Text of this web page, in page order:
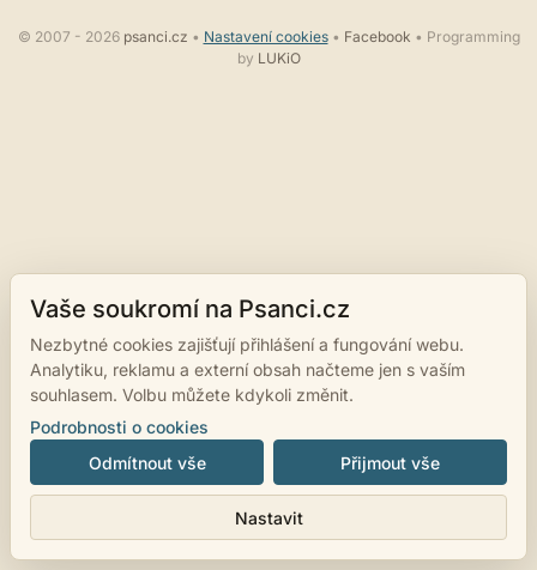
© 2007 - 2026 psanci.cz • Nastavení cookies• Facebook • Programming
by LUKiO
Vaše soukromí na Psanci.cz
Nezbytné cookies zajišťují přihlášení a fungování webu.
Analytiku, reklamu a externí obsah načteme jen s vaším
souhlasem. Volbu můžete kdykoli změnit.
Podrobnosti o cookies
Odmítnout vše
Nastavit
Přijmout vše